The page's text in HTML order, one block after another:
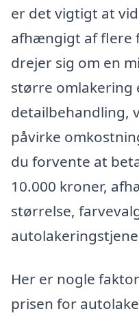
er det vigtigt at
afhængigt af flere
drejer sig om en
større omlakering
detailbehandling,
påvirke
du forvente at
10.000 kroner,
størrelse,
Her er nogle
prisen for